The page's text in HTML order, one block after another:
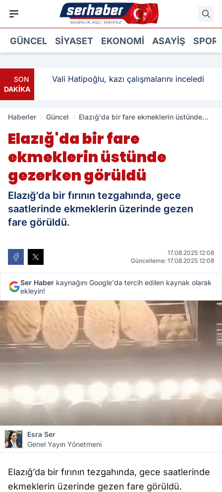
GÜNCEL SIYASET EKONOMI ASAYIŞ SPOR
SON
DAKİKA
Vali Hatipoğlu, kazı çalışmalarını inceledi
Haberler Güncel
Elazığ'da bir fare ekmeklerin üstünde
Elazığ'da bir fare
ekmeklerin üstünde
gezerken görüldü
Elazığ'da bir fırının tezgahında, gece
saatlerinde ekmeklerin üzerinde gezen
fare görüldü.
17.08.2025 12:08
Güncelleme: 17.08.2025 12:08
Ser Haber kaynağını Google'da tercih edilen kaynak olarak
ekleyin!
Esra Ser
Genel Yayın Yönetmeni
Elazığ’da bir fırının tezgahında, gece saatlerinde
ekmeklerin üzerinde gezen fare görüldü.